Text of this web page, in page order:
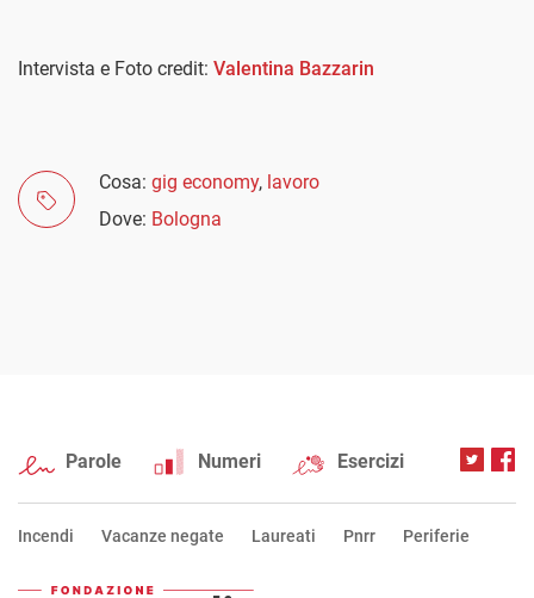
Intervista e Foto credit: Valentina Bazzarin
Cosa: gig economy, lavoro
Dove: Bologna
Parole Numeri Esercizi
Incendi Vacanze negate Laureati Pnrr Periferie